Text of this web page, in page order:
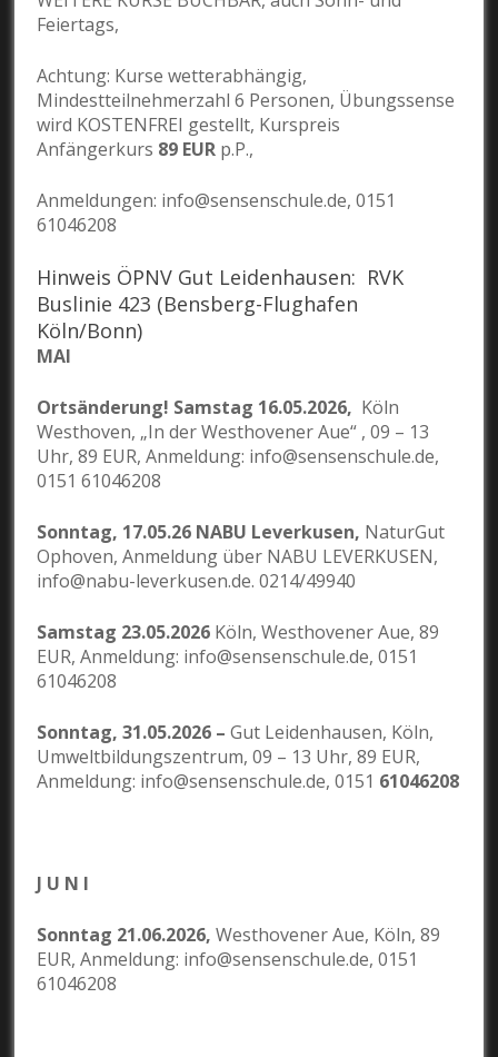
Feiertags,
Achtung: Kurse wetterabhängig,
Mindestteilnehmerzahl 6 Personen, Übungssense
wird KOSTENFREI gestellt, Kurspreis
Anfängerkurs 89 EUR p.P.,
Anmeldungen: info@sensenschule.de, 0151
61046208
Hinweis ÖPNV Gut Leidenhausen: RVK
Buslinie 423 (Bensberg-Flughafen
Köln/Bonn)
MAI
Ortsänderung! Samstag 16.05.2026, Köln
Westhoven, „In der Westhovener Aue“ , 09 – 13
Uhr, 89 EUR, Anmeldung: info@sensenschule.de,
0151 61046208
Sonntag, 17.05.26 NABU Leverkusen, NaturGut
Ophoven, Anmeldung über NABU LEVERKUSEN,
info@nabu-leverkusen.de. 0214/49940
Samstag 23.05.2026 Köln, Westhovener Aue, 89
EUR, Anmeldung: info@sensenschule.de, 0151
61046208
Sonntag, 31.05.2026 –Gut Leidenhausen, Köln,
Umweltbildungszentrum, 09 – 13 Uhr, 89 EUR,
Anmeldung: info@sensenschule.de, 0151 61046208
J U N I
Sonntag 21.06.2026, Westhovener Aue, Köln, 89
EUR, Anmeldung: info@sensenschule.de, 0151
61046208